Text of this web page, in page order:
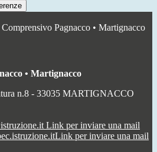
Pagnacco • Martignacco
• Martignacco
n.8 - 33035 MARTIGNACCO
Link per inviare una mail
Link per inviare una mail